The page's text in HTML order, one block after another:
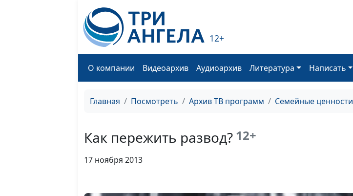
12+
О компании Видеоархив Аудиоархив Литература Написать
Главная Посмотреть Архив ТВ программ Семейные ценности
Как пережить развод? 12+
17 ноября 2013